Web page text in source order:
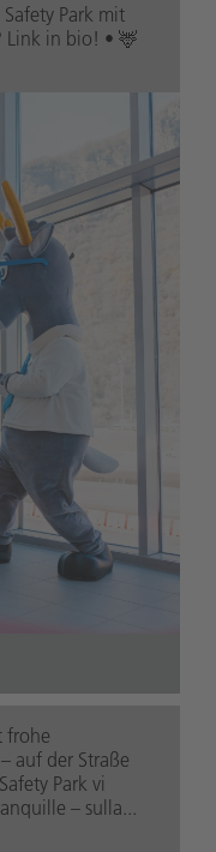
Park mit
Link in bio! • 🦌
frohe
auf der Straße
Park vi
– sulla...